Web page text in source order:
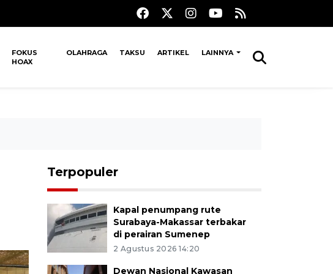
FOKUS
HOAX
OLAHRAGA TAKSU ARTIKEL LAINNYA
Terpopuler
Kapal penumpang rute
Surabaya-Makassar terbakar
di perairan Sumenep
2 Agustus 2026 14:20
Dewan Nasional Kawasan